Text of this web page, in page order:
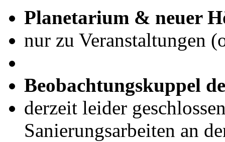
Planetarium & neuer
nur zu Veranstaltungen
Beobachtungskuppel
derzeit leider
Sanierungsarbeiten an